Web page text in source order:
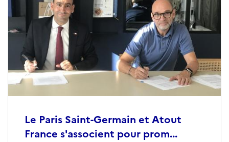
Le Paris Saint-Germain et Atout
France s'associent pour prom...